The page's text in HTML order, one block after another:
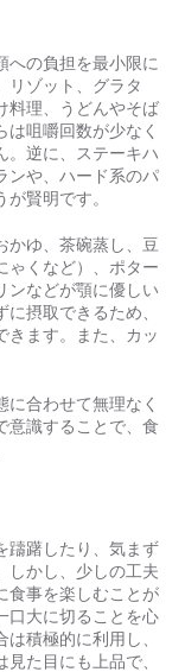
への負担を最小限に
リゾット、グラタ
料理、うどんやそば
咀嚼回数が少なく
。逆に、ステーキハ
ンや、ハード系のパ
賢明です。
かゆ、茶碗蒸し、豆
ゃくなど）、ポター
ンなどが顎に優しい
摂取できるため、
きます。また、カッ
に合わせて無理なく
意識することで、食
躊躇したり、気まず
しかし、少しの工夫
食事を楽しむことが
口大に切ることを心
積極的に利用し、
た目にも上品で、